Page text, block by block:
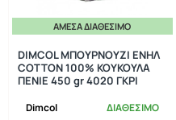
ΆΜΕΣΑ ΔΙΑΘΈΣΙΜΟ
Dimcol ΔΙΑΘΕΣΙΜΟ
DIMCOL ΜΠΟΥΡΝΟΥΖΙ ΕΝΗΛ
COTTON 100% ΚΟΥΚΟΥΛΑ
ΠΕΝΙΕ 450 gr 4020 ΓΚΡΙ